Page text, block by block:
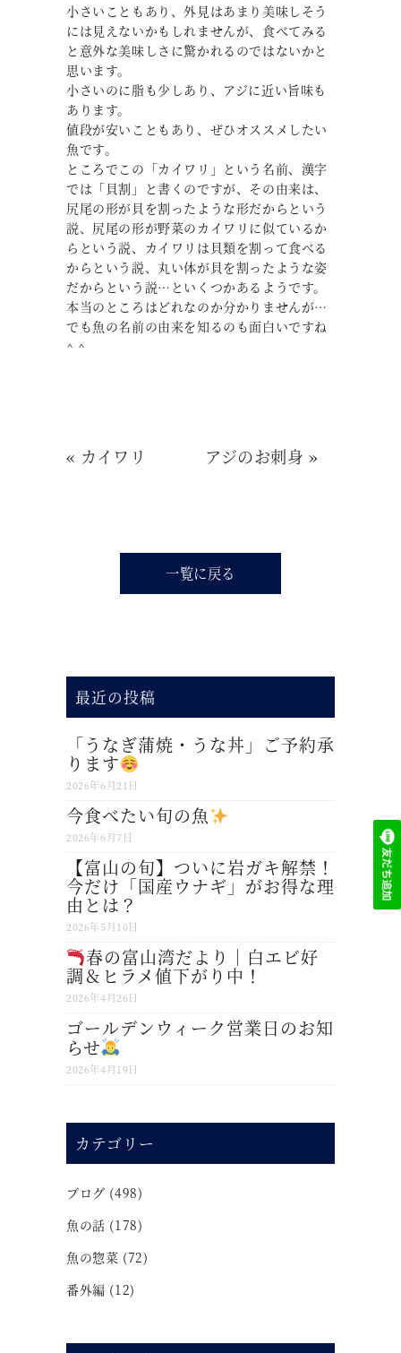
小さいこともあり、外見はあまり美味しそう
には見えないかもしれませんが、食べてみる
と意外な美味しさに驚かれるのではないかと
思います。
小さいのに脂も少しあり、アジに近い旨味も
あります。
値段が安いこともあり、ぜひオススメしたい
魚です。
ところでこの「カイワリ」という名前、漢字
では「貝割」と書くのですが、その由来は、
尻尾の形が貝を割ったような形だからという
説、尻尾の形が野菜のカイワリに似ているか
らという説、カイワリは貝類を割って食べる
からという説、丸い体が貝を割ったような姿
だからという説…といくつかあるようです。
本当のところはどれなのか分かりませんが…
でも魚の名前の由来を知るのも面白いですね
^ ^
« カイワリ アジのお刺身 »
一覧に戻る
最近の投稿
「うなぎ蒲焼・うな丼」ご予約承
ります
2026年6月21日
今食べたい旬の魚
2026年6月7日
【富山の旬】ついに岩ガキ解禁！
今だけ「国産ウナギ」がお得な理
由とは？
2026年5月10日
春の富山湾だより｜白エビ好
調＆ヒラメ値下がり中！
2026年4月26日
ゴールデンウィーク営業日のお知
らせ
2026年4月19日
カテゴリー
ブログ (498)
魚の話 (178)
魚の惣菜 (72)
番外編 (12)